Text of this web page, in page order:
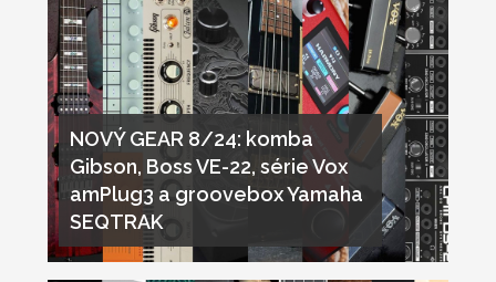
NOVÝ GEAR 8/24: komba
Gibson, Boss VE-22, série Vox
amPlug3 a groovebox Yamaha
SEQTRAK